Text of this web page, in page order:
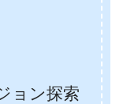
ョン探索